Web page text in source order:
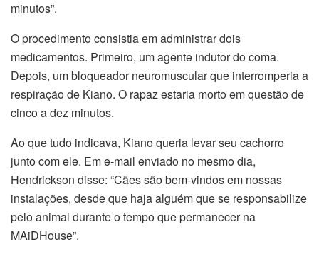
minutos”.
O procedimento consistia em administrar dois
medicamentos. Primeiro, um agente indutor do coma.
Depois, um bloqueador neuromuscular que interromperia a
respiração de Kiano. O rapaz estaria morto em questão de
cinco a dez minutos.
Ao que tudo indicava, Kiano queria levar seu cachorro
junto com ele. Em e-mail enviado no mesmo dia,
Hendrickson disse: “Cães são bem-vindos em nossas
instalações, desde que haja alguém que se responsabilize
pelo animal durante o tempo que permanecer na
MAiDHouse”.